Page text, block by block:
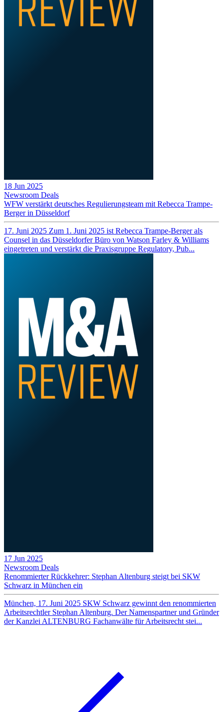
18 Jun 2025
Newsroom Deals
WFW verstärkt deutsches Regulierungsteam mit Rebecca Trampe-
Berger in Düsseldorf
17. Juni 2025 Zum 1. Juni 2025 ist Rebecca Trampe-Berger als
Counsel in das Düsseldorfer Büro von Watson Farley & Williams
eingetreten und verstärkt die Praxisgruppe Regulatory, Pub...
17 Jun 2025
Newsroom Deals
Renommierter Rückkehrer: Stephan Altenburg steigt bei SKW
Schwarz in München ein
München, 17. Juni 2025 SKW Schwarz gewinnt den renommierten
Arbeitsrechtler Stephan Altenburg. Der Namenspartner und Gründer
der Kanzlei ALTENBURG Fachanwälte für Arbeitsrecht stei...